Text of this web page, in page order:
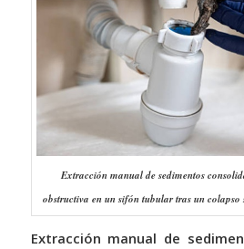
Extracción manual de sedimentos
obstructiva en un sifón tubular tras un colapso
Extracción manual de